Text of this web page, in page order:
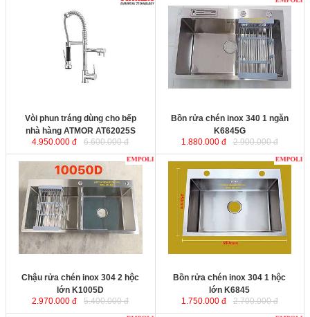
Vòi phun tráng dùng cho bếp nhà
hàng ATMOR AT62025S
xuất từ đồng thau mạ chrome sáng
bóng. Sản phẩmđược thiết kế sang
trọng, hiện đại với van chia nước
bằng sứ chống bám cặn và khoá
Vòi phun tráng dùng cho bếp
nhà hàng ATMOR AT62025S
4.950.000 đ
6.600.000 đ
Bồn rửa chén inox 340 1 ngăn
K6845G với nguyên liệu inox cao
cấp được sản xuất bằng công nghệ
bán thủ công, bề mặt chậu rửa
inox được xử lý tinh xảo, sáng bóng
và bền đẹp mãi với thời gian.
Kích thước: 680x450x230mm
Bồn rửa chén inox 340 1 ngăn
K6845G
1.880.000 đ
2.900.000 đ
Chậu rửa chén inox 304 2 hộc lớn
K1005D với nguyên liệu inox cao
cấp được sản xuất bằng công nghệ
bán thủ công, bề mặt chậu rửa
inox được xử lý tinh xảo, sáng bóng
và bền đẹp mãi với thời gian.
Kích thước: 1000x500x230mm
Chậu rửa chén inox 304 2 hộc
lớn K1005D
2.970.000 đ
5.400.000 đ
Bồn rửa chén inox 304 1 hộc lớn
K6845 với nguyên liệu inox cao
cấp được sản xuất bằng công nghệ
bán thủ công, bề mặt chậu rửa
inox được xử lý tinh xảo, sáng bóng
và bền đẹp mãi với thời gian.
Kích thước:680x450x230 mm.
Bồn rửa chén inox 304 1 hộc
lớn K6845
1.750.000 đ
2.700.000 đ